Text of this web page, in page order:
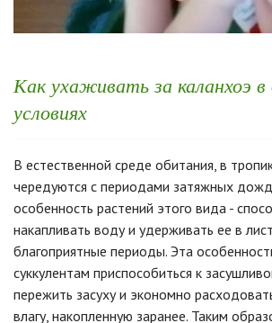
Как ухаживать за каланхоэ
условиях
В естественной среде обитания, в
чередуются с периодами затяжных
особенность растений этого вида -
накапливать воду и удерживать ее в
благоприятные периоды. Эта
суккулентам приспособиться к
пережить засуху и экономно
влагу, накопленную заранее. Таким